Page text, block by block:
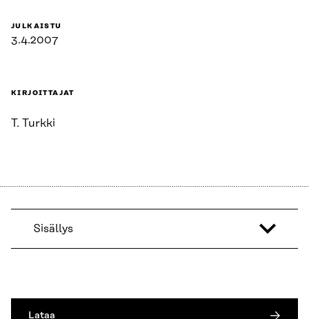
JULKAISTU
3.4.2007
KIRJOITTAJAT
T. Turkki
Sisällys
Lataa